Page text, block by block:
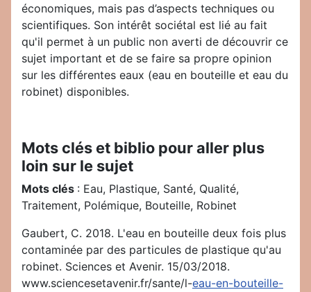
économiques, mais pas d’aspects techniques ou
scientifiques. Son intérêt sociétal est lié au fait
qu'il permet à un public non averti de découvrir ce
sujet important et de se faire sa propre opinion
sur les différentes eaux (eau en bouteille et eau du
robinet) disponibles.
Mots clés et biblio pour aller plus
loin sur le sujet
Mots clés : Eau, Plastique, Santé, Qualité,
Traitement, Polémique, Bouteille, Robinet
Gaubert, C. 2018. L'eau en bouteille deux fois plus
contaminée par des particules de plastique qu'au
robinet. Sciences et Avenir. 15/03/2018.
www.sciencesetavenir.fr/sante/l-eau-en-bouteille-